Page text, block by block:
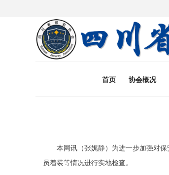
首页 协会概况
本网讯（张娓静） 为进一步加强对
员着装等情况进行实地检查。